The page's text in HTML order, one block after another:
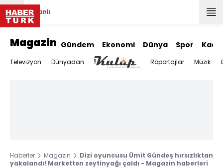
Canlı
Magazin Gündem Ekonomi Dünya Spor
Televizyon Dünyadan Röportajlar Müzik
Haberler Magazin
Dizi oyuncusu Ümit Gündeş hırsızlıktan
yakalandı! Marketten zeytinyağı çaldı - Magazin haberleri